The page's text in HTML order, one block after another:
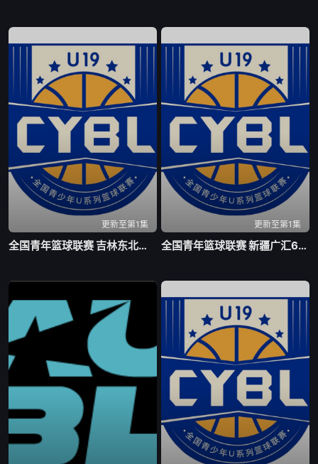
更新至第1集
全国青年篮球联赛 吉林东北虎75-63北京首钢20260805
更新至第1集
全国青年篮球联赛 新疆广汇60-88上海久事20260805